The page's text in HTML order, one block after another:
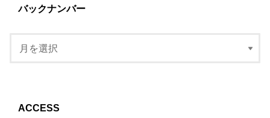
バックナンバー
ACCESS